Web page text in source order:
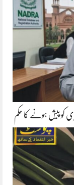
کو پیش ہونے کا حکم